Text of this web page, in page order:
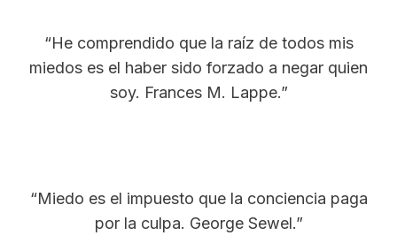
“He comprendido que la raíz de todos mis
miedos es el haber sido forzado a negar quien
soy. Frances M. Lappe.”
“Miedo es el impuesto que la conciencia paga
por la culpa. George Sewel.”